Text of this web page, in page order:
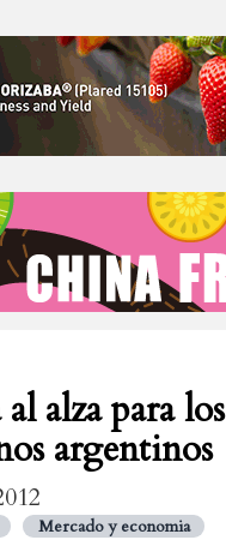
alza para los
argentinos
Mercado y economia